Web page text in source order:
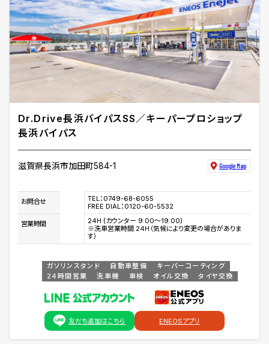
Dr.Drive長浜バイパスSS／キーパープロショップ
長浜バイパス
滋賀県長浜市加田町584-1 Google Map
お問合せ
TEL：0749-68-6055
FREE DIAL：0120-60-5532
営業時間
24H (カウンター 9:00～19:00)
※洗車営業時間 24H（気候により変更の場合がありま
す）
ガソリンスタンド 自動車整備
キーパーコーティング
24時間営業
洗車機 車検 オイル交換 タイヤ交換
友だち追加はこちら ENEOSアプリ